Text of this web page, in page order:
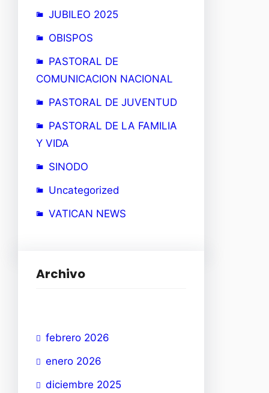
JUBILEO 2025
OBISPOS
PASTORAL DE
COMUNICACION NACIONAL
PASTORAL DE JUVENTUD
PASTORAL DE LA FAMILIA
Y VIDA
SINODO
Uncategorized
VATICAN NEWS
Archivo
febrero 2026
enero 2026
diciembre 2025